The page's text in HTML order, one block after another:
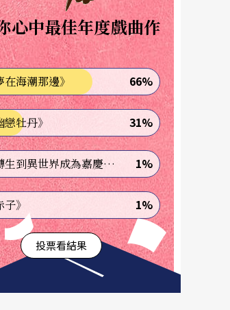
心中最佳年度戲曲作
在海潮那邊》 66%
戀牡丹》 31%
《轉生到異世界成為嘉慶君—發現我的祖先是詐騙集團!?》 1%
子》 1%
投票看結果